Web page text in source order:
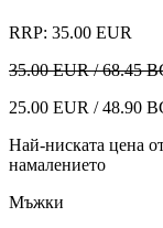
RRP: 35.00 EUR
35.00 EUR / 68.45
25.00 EUR / 48.90
Най-ниската цена
намалението
Мъжки